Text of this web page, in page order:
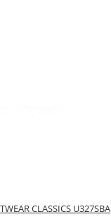
CLASSICS U327SBA